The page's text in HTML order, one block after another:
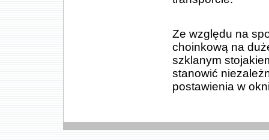
Ze względu na
choinkową na
szklanym
stanowić
postawienia w